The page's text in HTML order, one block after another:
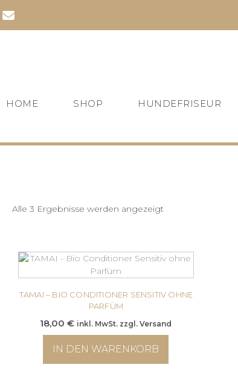
Inhalt
springen
HOME SHOP HUNDEFRISEUR
Alle 3 Ergebnisse werden angezeigt
TAMAI – BIO CONDITIONER SENSITIV OHNE
PARFÜM
18,00€ inkl. MwSt. zzgl. Versand
IN DEN WARENKORB